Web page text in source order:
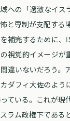
への「過激なイス
と専制が支配する
補完するために、
視覚的イメージが
違いないだろう。
ダフィ大佐のよう
ている。これが現
ラム政権下である